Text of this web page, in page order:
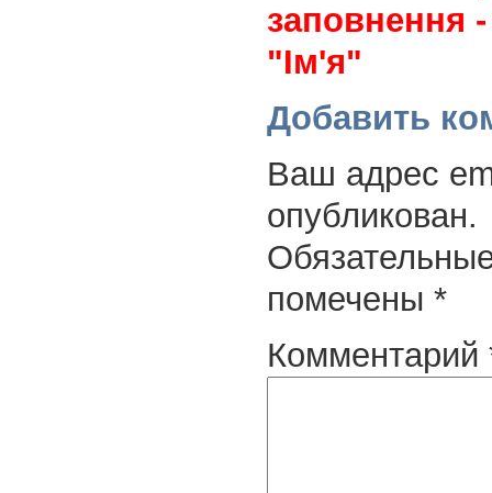
заповнення
"Ім'я"
Добавить
Ваш адрес
опубликован.
помечены *
Комментарий